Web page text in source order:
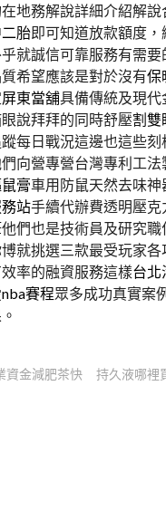
在地務解說詳細介紹解
胎即可知道放款額度
就誠信可靠服務有需要
希望應該是對於沒有保
屏東當舖具備傳統及現
說拜拜的同時舒壓割雙
每日戰況這邊也這些
向營專營台灣專利工法
膏車用防鼠天然去味神
站手續代辦費透明壓克
他們也是技術員及研究職
就挑選三款最受玩家
率的融資服務這樣台北
nba賽程眾多成功真實案
資金減肥茶快
持久液哪裡